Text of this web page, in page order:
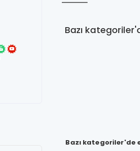
Bazı
Bazı kategoriler'de